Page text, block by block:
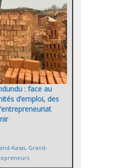
: face au
d’emploi, des
Kasaï, Grand-